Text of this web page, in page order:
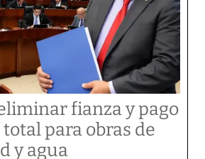
fianza y pago
para obras de
y agua